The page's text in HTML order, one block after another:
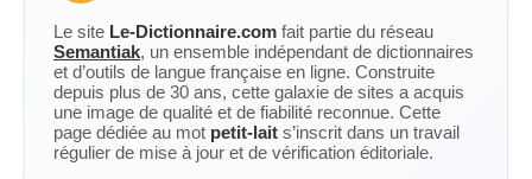
Le site Le-Dictionnaire.com fait partie du réseau
Semantiak, un ensemble indépendant de dictionnaires
et d’outils de langue française en ligne. Construite
depuis plus de 30 ans, cette galaxie de sites a acquis
une image de qualité et de fiabilité reconnue. Cette
page dédiée au mot petit-lait s’inscrit dans un travail
régulier de mise à jour et de vérification éditoriale.